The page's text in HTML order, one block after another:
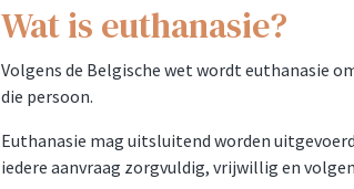
Wat is euthanasie?
Volgens de Belgische wet wordt euthanasie
die persoon.
Euthanasie mag uitsluitend worden
iedere aanvraag zorgvuldig, vrijwillig en